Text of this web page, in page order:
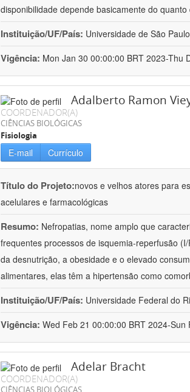
disponibilidade depende basicamente do
Instituição/UF/País: Universidade de São
Vigência: Mon Jan 30 00:00:00 BRT 2023-Thu
Adalberto Ramon
COORDENADOR(A)
CIÊNCIAS BIOLÓGICAS
Fisiologia
E-mail Currículo
Título do Projeto:novos e velhos atores para
acelulares e farmacológicas
Resumo: Nefropatias, nome amplo que
frequentes processos de isquemia-reperfusão
da desnutrição, a obesidade e o elevado
alimentares, elas têm a hipertensão como
Instituição/UF/País: Universidade Federal do
Vigência: Wed Feb 21 00:00:00 BRT 2024-
Adelar Bracht
COORDENADOR(A)
CIÊNCIAS BIOLÓGICAS